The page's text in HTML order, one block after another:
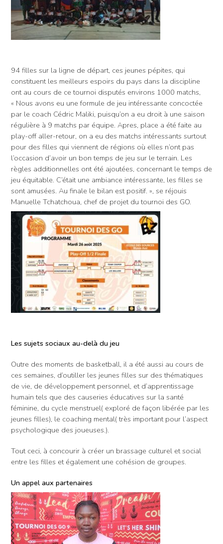
94 filles sur la ligne de départ, ces jeunes pépites, qui
constituent les meilleurs espoirs du pays dans la discipline
ont au cours de ce tournoi disputés environs 1000 matchs,
« Nous avons eu une formule de jeu intéressante concoctée
par le coach Cédric Maliki, puisqu’on a eu droit à une saison
régulière à 9 matchs par équipe. Apres, place a été faite au
play-off aller-retour, on a eu des matchs intéressants surtout
pour des filles qui viennent de régions où elles n’ont pas
l’occasion d’avoir un bon temps de jeu sur le terrain. Les
règles additionnelles ont été ajoutées, concernant le temps de
jeu équitable. C’était une ambiance intéressante, les filles se
sont amusées. Au finale le bilan est positif. », se réjouis
Manuelle Tchatchoua, chef de projet du tournoi des GO.
Les sujets sociaux au-delà du jeu
Outre des moments de basketball, il a été aussi au cours de
ces semaines, d’outiller les jeunes filles sur des thématiques
de vie, de développement personnel, et d’apprentissage
humain tels que des causeries éducatives sur la santé
féminine, du cycle menstruel( exploré de façon libérée par les
jeunes filles), le coaching mental( très important pour l’aspect
psychologique des joueuses.).
Tout ceci, à concourir à créer un brassage culturel et social
entre les filles et également une cohésion de groupes.
Un appel aux partenaires